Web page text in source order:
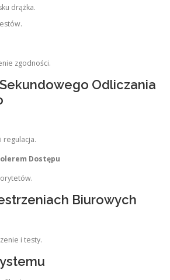
drążka.
zgodności.
Odliczania
regulacja.
Dostępu
Biurowych
i testy.